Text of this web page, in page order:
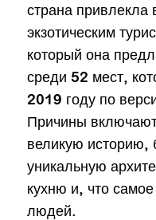
страна
экзотическим
который она
среди 52 мест,
2019 году по
Причины
великую историю,
уникальную
кухню и, что
людей.